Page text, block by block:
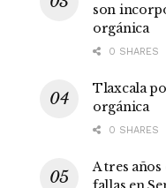
son
orgánica
0 SHARES
Tlaxcala
orgánica
0 SHARES
A tres